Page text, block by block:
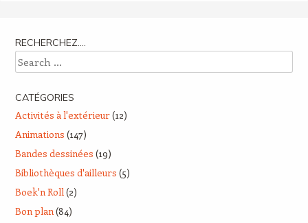
RECHERCHEZ….
Search
CATÉGORIES
Activités à l'extérieur(12)
Animations (147)
Bandes dessinées (19)
Bibliothèques d'ailleurs (5)
Boek'n Roll(2)
Bon plan(84)